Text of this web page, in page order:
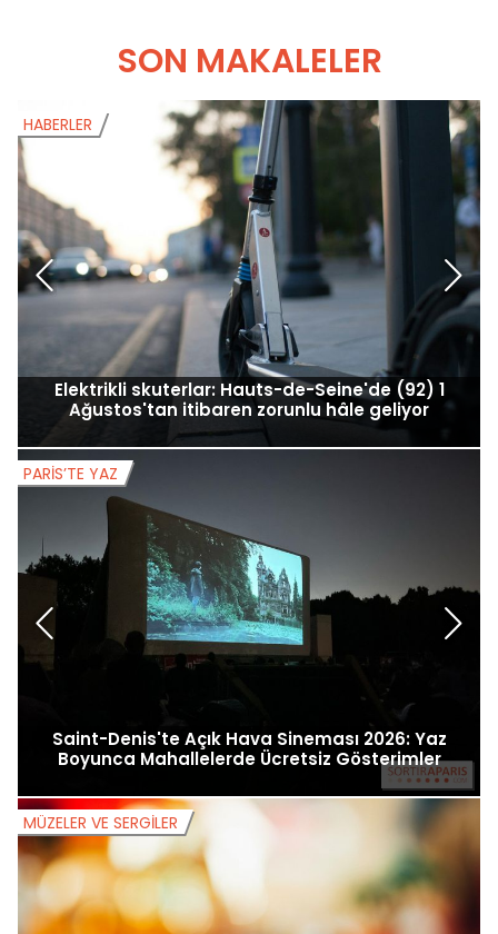
SON MAKALELER
Elektrikli skuterlar: Hauts-de-Seine'de (92) 1
Ağustos'tan itibaren zorunlu hâle geliyor
HABERLER
Saint-Denis'te Açık Hava Sineması 2026: Yaz
Boyunca Mahallelerde Ücretsiz Gösterimler
PARIS’TE YAZ
MÜZELER VE SERGILER